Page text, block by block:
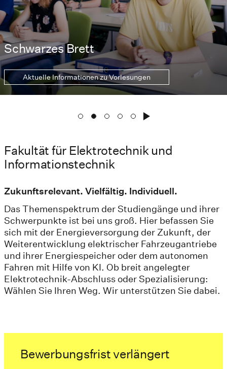
Schwarzes Brett
Aktuelle Informationen zu Vorlesungen
Fakultät für Elektrotechnik und
Informationstechnik
Zukunftsrelevant. Vielfältig. Individuell.
Das Themenspektrum der Studiengänge und ihrer
Schwerpunkte ist bei uns groß. Hier befassen Sie
sich mit der Energieversorgung der Zukunft, der
Weiterentwicklung elektrischer Fahrzeugantriebe
und ihrer Energiespeicher oder dem autonomen
Fahren mit Hilfe von KI. Ob breit angelegter
Elektrotechnik-Abschluss oder Spezialisierung:
Wählen Sie Ihren Weg. Wir unterstützen Sie dabei.
Bewerbungsfrist verlängert